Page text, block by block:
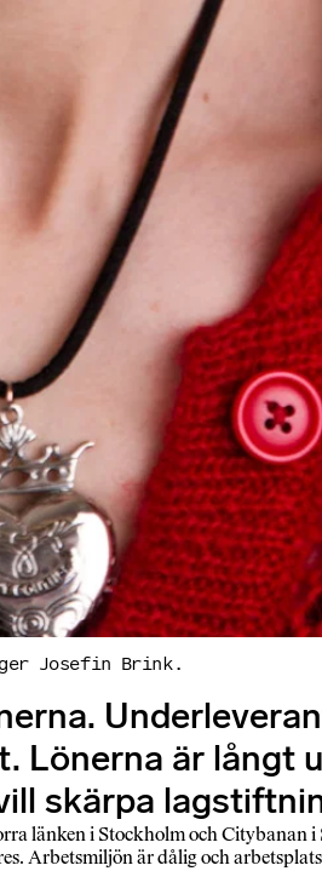
Josefin Brink.
är långt
skärpa
länken i Stockholm och Citybanan
Arbetsmiljön är dålig och